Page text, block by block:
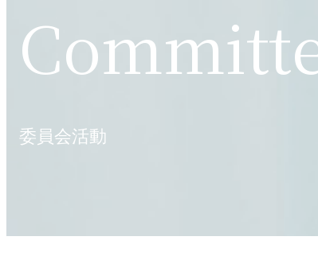
委員会活動